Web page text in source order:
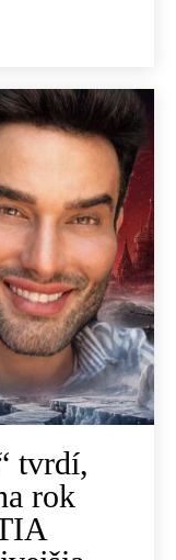
tvrdí,
rok